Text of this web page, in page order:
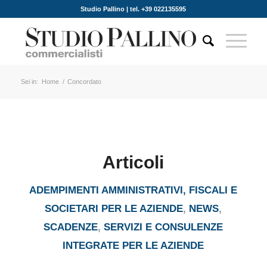
Studio Pallino | tel. +39 022135595
Sei in: Home / Concordato
Articoli
ADEMPIMENTI AMMINISTRATIVI, FISCALI E
SOCIETARI PER LE AZIENDE, NEWS,
SCADENZE,SERVIZI E CONSULENZE
INTEGRATE PER LE AZIENDE